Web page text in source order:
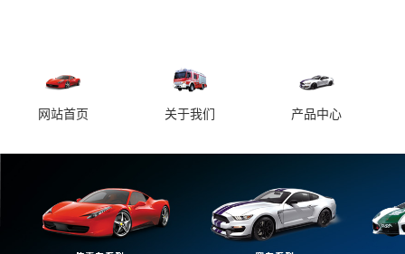
网站首页 关于我们 产品中心